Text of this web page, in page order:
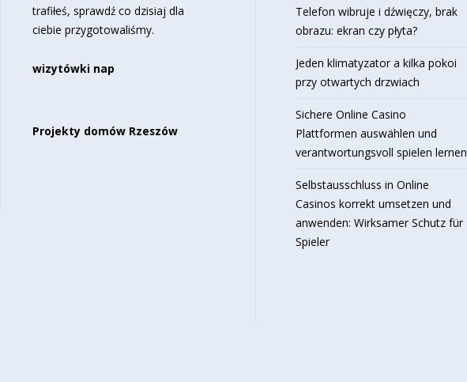
trafiłeś, sprawdź co dzisiaj dla
ciebie przygotowaliśmy.
wizytówki nap
Projekty domów Rzeszów
Telefon wibruje i dźwięczy, brak
obrazu: ekran czy płyta?
Jeden klimatyzator a kilka pokoi
przy otwartych drzwiach
Sichere Online Casino
Plattformen auswählen und
verantwortungsvoll spielen lernen
Selbstausschluss in Online
Casinos korrekt umsetzen und
anwenden: Wirksamer Schutz für
Spieler